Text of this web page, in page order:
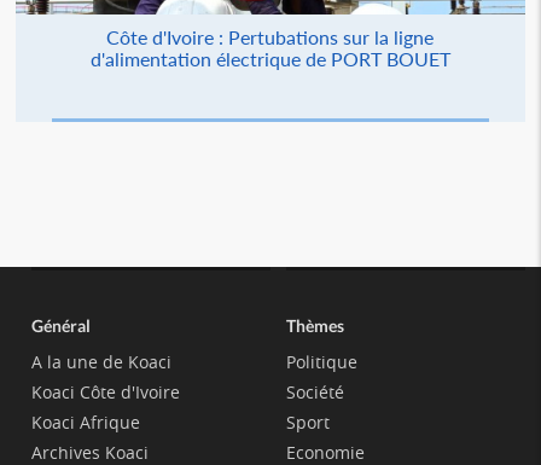
Côte d'Ivoire : Pertubations sur la ligne
d'alimentation électrique de PORT BOUET
Général
A la une de Koaci
Koaci Côte d'Ivoire
Koaci Afrique
Archives Koaci
Thèmes
Politique
Société
Sport
Economie